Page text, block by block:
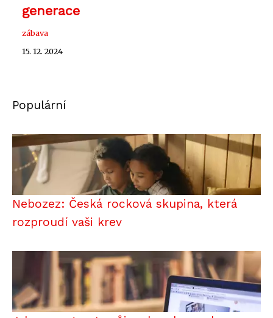
generace
zábava
15. 12. 2024
Populární
Nebozez: Česká rocková skupina, která
rozproudí vaši krev